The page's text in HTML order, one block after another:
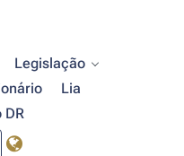
Legislação
Lia
DR